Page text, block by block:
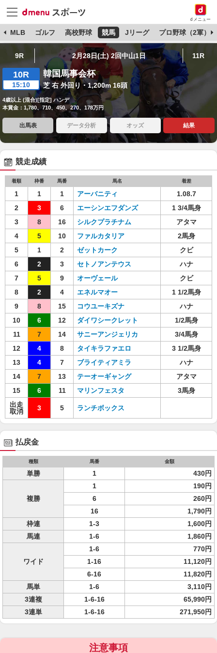
dメニュー
MLB ゴルフ 高校野球 競馬 Jリーグ プロ野球（2軍）
9R 2月28日(土) 2回中山1日 11R
10R
15:10
韓国馬事会杯
芝 右 外回り・1,200m 16頭
4歳以上 (混合)[指定] ハンデ
本賞金：1,780、710、450、270、178万円
出馬表 データ分析 オッズ 結果
競走成績
着順 枠番 馬番 馬名 着差
1 1 1 アーバニティ
1.08.7
2
3 6 エーシンエフダンズ
1 3/4馬身
3
8 16 シルクプラチナム
アタマ
4
5 10 ファルカタリア
2馬身
5
1 2 ゼットカーク
クビ
6
2 3 セトノアンテウス
ハナ
7
5 9 オーヴェール
クビ
8
2 4 エネルマオー
1 1/2馬身
9
8 15 コウユーキズナ
ハナ
10
6 12 ダイワシークレット
1/2馬身
11
7 14 サニーアンジェリカ
3/4馬身
12
4 8 タイキラファエロ
3 1/2馬身
13
4 7 ブライティアミラ
ハナ
14
7 13 テーオーギャング
アタマ
15
6 11 マリンフェスタ
3馬身
出走
取消
3 5 ランチボックス
払戻金
種類 馬番 金額
単勝 1 430円
複勝
1
190円
6
260円
16
1,790円
枠連
1-3
1,600円
馬連
1-6 1,860円
ワイド
1-6
770円
1-16
11,120円
6-16
11,820円
馬単
1-6
3,110円
3連複
1-6-16
65,990円
3連単
1-6-16 271,950円
注意事項